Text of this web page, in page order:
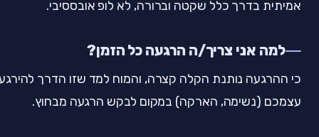
אמיתית בדרך כלל שקטה וברורה, לא לופ אובססיבי.
למה אני צריך/ה הרגעה כל הזמן?
כי ההרגעה נותנת הקלה קצרה, והמוח למד שזו הדרך
עצמכם (נשימה, הארקה) במקום לבקש הרגעה מבחוץ.